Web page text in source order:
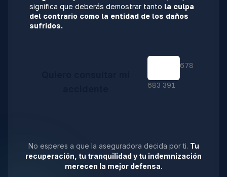
significa que deberás demostrar tanto la culpa
del contrario como la entidad de los daños
sufridos.
678
683 391
No esperes a que la aseguradora decida por ti. Tu
recuperación, tu tranquilidad y tu indemnización
merecen la mejor defensa.